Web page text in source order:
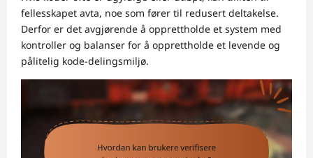
fellesskapet avta, noe som fører til redusert deltakelse.
Derfor er det avgjørende å opprettholde et system med
kontroller og balanser for å opprettholde et levende og
pålitelig kode-delingsmiljø.